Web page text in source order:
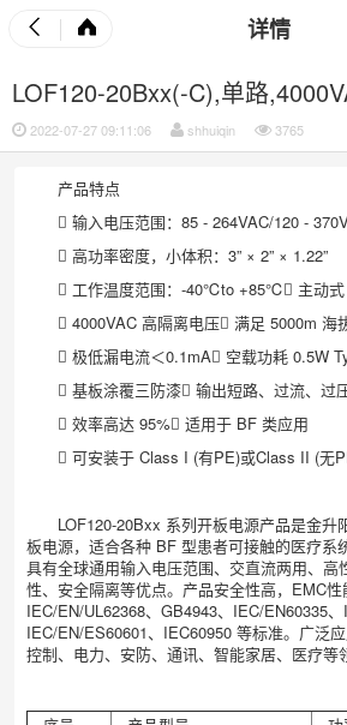
详情
LOF120-20Bxx(-C),单路
2022-07-27 09:11:06 shhuiqin 3765
产品特点
 输入电压范围：85 - 264VAC/120 -
 高功率密度，小体积：3” × 2” × 1.22”
 工作温度范围：-40℃to +85℃ 主动式
 4000VAC 高隔离电压 满足 5000m 海
 极低漏电流＜0.1mA 空载功耗 0.5W
 基板涂覆三防漆 输出短路、过流、过
 效率高达 95% 适用于 BF 类应用
 可安装于 Class I (有PE)或Class II (无
LOF120-20Bxx 系列开板电源产品是金升
板电源，适合各种 BF 型患者可接触的医疗系
具有全球通用输入电压范围、交直流两用、高
性、安全隔离等优点。产品安全性高，EMC
IEC/EN/UL62368、GB4943、IEC/EN60335、
IEC/EN/ES60601、IEC60950 等标准。广泛
控制、电力、安防、通讯、智能家居、医疗等